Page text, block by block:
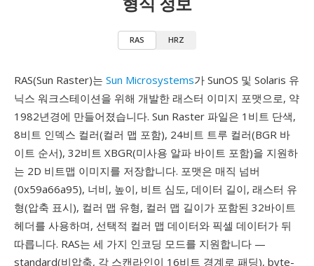
RAS HRZ
RAS(Sun Raster)는 Sun Microsystems가 SunOS 및 Solaris 유
닉스 워크스테이션을 위해 개발한 래스터 이미지 포맷으로, 약
1982년경에 만들어졌습니다. Sun Raster 파일은 1비트 단색,
8비트 인덱스 컬러(컬러 맵 포함), 24비트 트루 컬러(BGR 바
이트 순서), 32비트 XBGR(미사용 알파 바이트 포함)을 지원하
는 2D 비트맵 이미지를 저장합니다. 포맷은 매직 넘버
(0x59a66a95), 너비, 높이, 비트 심도, 데이터 길이, 래스터 유
형(압축 표시), 컬러 맵 유형, 컬러 맵 길이가 포함된 32바이트
헤더를 사용하며, 선택적 컬러 맵 데이터와 픽셀 데이터가 뒤
따릅니다. RAS는 세 가지 인코딩 모드를 지원합니다 —
standard(비압축, 각 스캔라인이 16비트 경계로 패딩), byte-